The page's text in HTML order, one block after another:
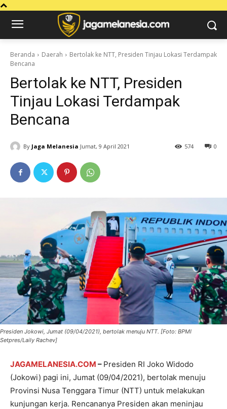
Beranda Daerah
Bertolak ke NTT, Presiden Tinjau Lokasi Terdampak
Bencana
Bertolak ke NTT, Presiden
Tinjau Lokasi Terdampak
Bencana
By Jaga Melanesia Jumat, 9 April 2021 0
574
Presiden Jokowi, Jumat (09/04/2021), bertolak menuju NTT. [Foto: BPMI
Setpres/Laily Rachev]
JAGAMELANESIA.COM – Presiden RI Joko Widodo
(Jokowi) pagi ini, Jumat (09/04/2021), bertolak menuju
Provinsi Nusa Tenggara Timur (NTT) untuk melakukan
kunjungan kerja. Rencananya Presiden akan meninjau